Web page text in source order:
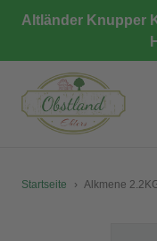
zumAltländer Knupper
Startseite › Alkmene